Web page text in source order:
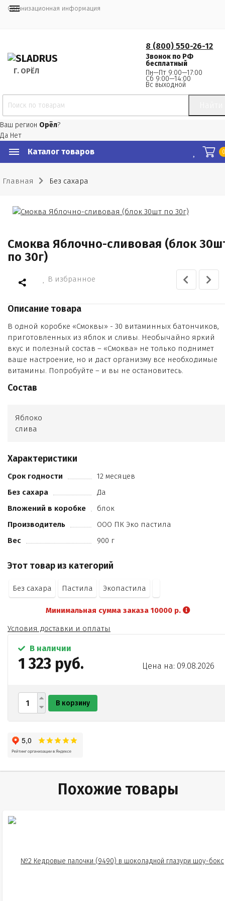
Организационная информация
Г. ОРЁЛ
8 (800) 550-26-12
Звонок по РФ
бесплатный
Пн—Пт 9:00—17:00
Сб 9:00—14:00
Вс выходной
Ваш регион Орёл?
Да Нет
Каталог товаров
Главная Без сахара
Смоква Яблочно-сливовая (блок
по 30г)
В избранное
Описание товара
В одной коробке «Смоквы» - 30 витаминных батончиков,
приготовленных из яблок и сливы. Необычайно яркий
вкус и полезный состав – «Смоква» не только поднимет
ваше настроение, но и даст организму все необходимые
витамины. Попробуйте – и вы не остановитесь.
Состав
Яблоко
слива
Характеристики
Срок годности
12 месяцев
Без сахара
Да
Вложений в коробке
блок
Производитель
ООО ПК Эко пастила
Вес
900 г
Этот товар из категорий
Без сахара Пастила Экопастила
Минимальная сумма заказа 10000 р.
Условия доставки и оплаты
В наличии
1 323 руб. Цена на: 09.08.2026
В корзину
Похожие товары